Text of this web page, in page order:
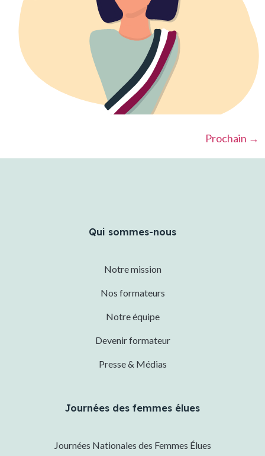
Prochain →
Qui sommes-nous
Notre mission
Nos formateurs
Notre équipe
Devenir formateur
Presse & Médias
Journées des femmes élues
Journées Nationales des Femmes Élues